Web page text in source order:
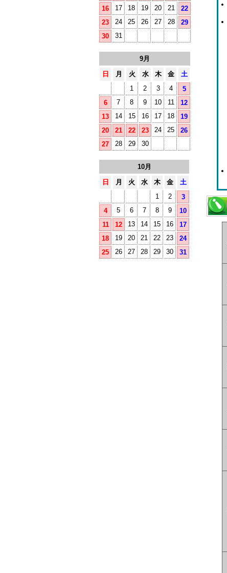
16
17 18 19 20 21
22
23
24 25 26 27 28
29
30
31
9月
日
月 火 水 木 金
土
1
2 3 4
5
6
7 8 9 10 11
12
13
14 15 16 17 18
19
20
21 22 23 24 25
26
27
28 29 30
10月
日
月 火 水 木 金
土
1
2
3
4
5 6 7 8 9
10
11
12 13 14 15 16
17
18
19 20 21 22 23
24
25
26 27 28 29 30 31